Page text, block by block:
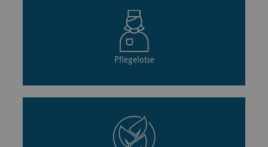
Pflegelotse